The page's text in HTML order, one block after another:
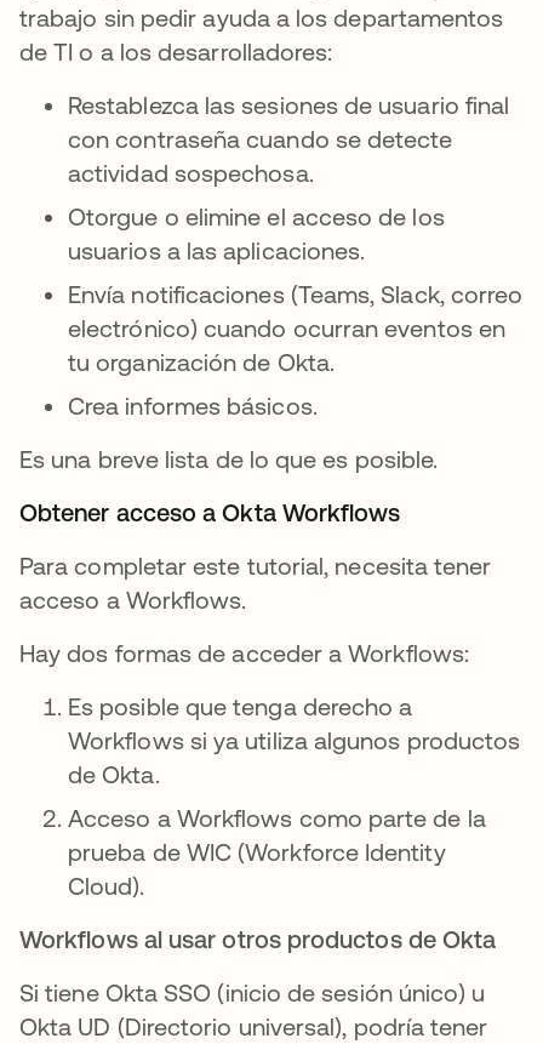
trabajo sin pedir ayuda a los departamentos
de TI o a los desarrolladores:
Restablezca las sesiones de usuario final
con contraseña cuando se detecte
actividad sospechosa.
Otorgue o elimine el acceso de los
usuarios a las aplicaciones.
Envía notificaciones (Teams, Slack, correo
electrónico) cuando ocurran eventos en
tu organización de Okta.
Crea informes básicos.
Es una breve lista de lo que es posible.
Obtener acceso a Okta Workflows
Para completar este tutorial, necesita tener
acceso a Workflows.
Hay dos formas de acceder a Workflows:
Es posible que tenga derecho a
Workflows si ya utiliza algunos productos
de Okta.
Acceso a Workflows como parte de la
prueba de WIC (Workforce Identity
Cloud).
Workflows al usar otros productos de Okta
Si tiene Okta SSO (inicio de sesión único) u
Okta UD (Directorio universal), podría tener